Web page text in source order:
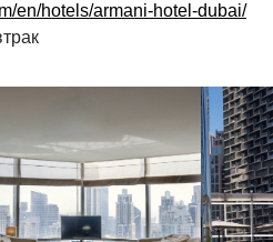
en/hotels/armani-hotel-dubai/